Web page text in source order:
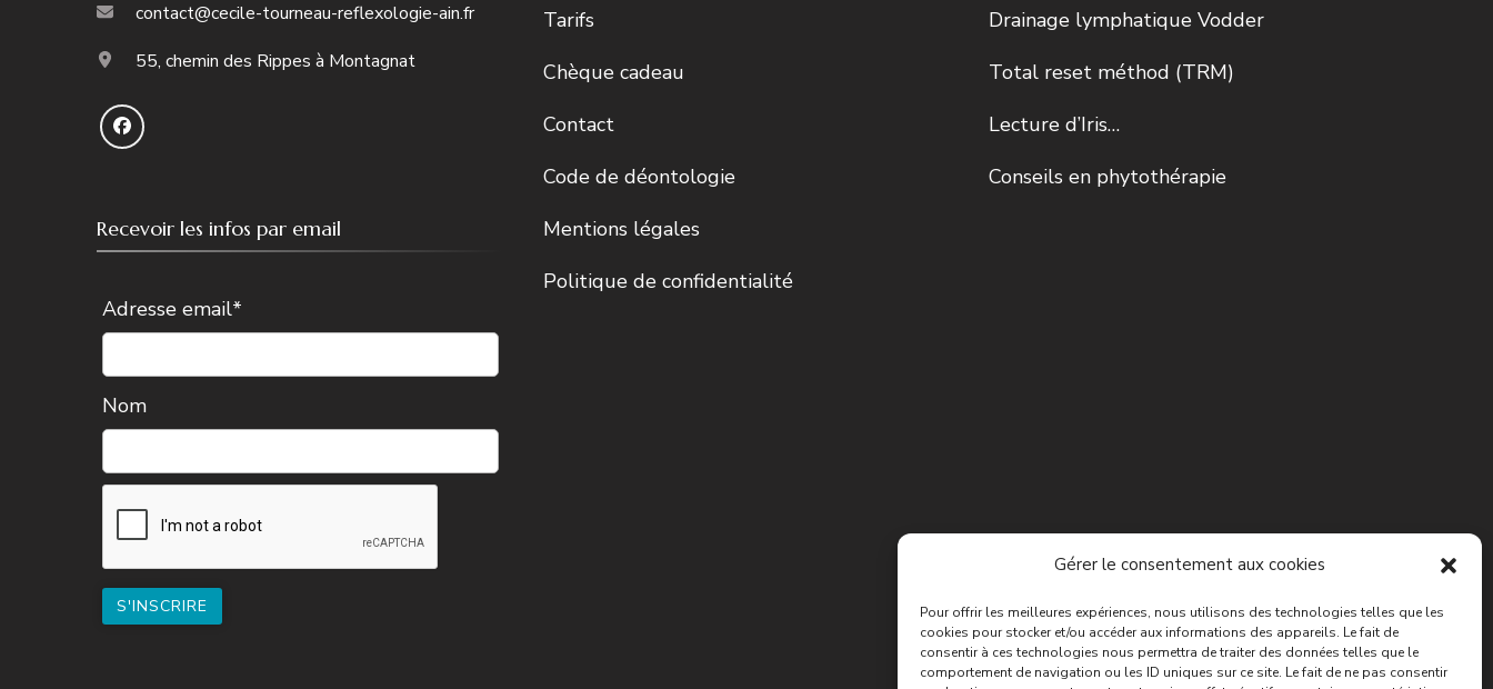
Gérer le consentement aux cookies
Pour offrir les meilleures expériences, nous utilisons des technologies telles que les
cookies pour stocker et/ou accéder aux informations des appareils. Le fait de
consentir à ces technologies nous permettra de traiter des données telles que le
comportement de navigation ou les ID uniques sur ce site. Le fait de ne pas consentir
contact@cecile-tourneau-reflexologie-ain.fr
55, chemin des Rippes à Montagnat
Recevoir les infos par email
Adresse email*
Nom
Tarifs
Chèque cadeau
Contact
Code de déontologie
Mentions légales
Politique de confidentialité
Drainage lymphatique Vodder
Total reset méthod (TRM)
Lecture d’Iris…
Conseils en phytothérapie